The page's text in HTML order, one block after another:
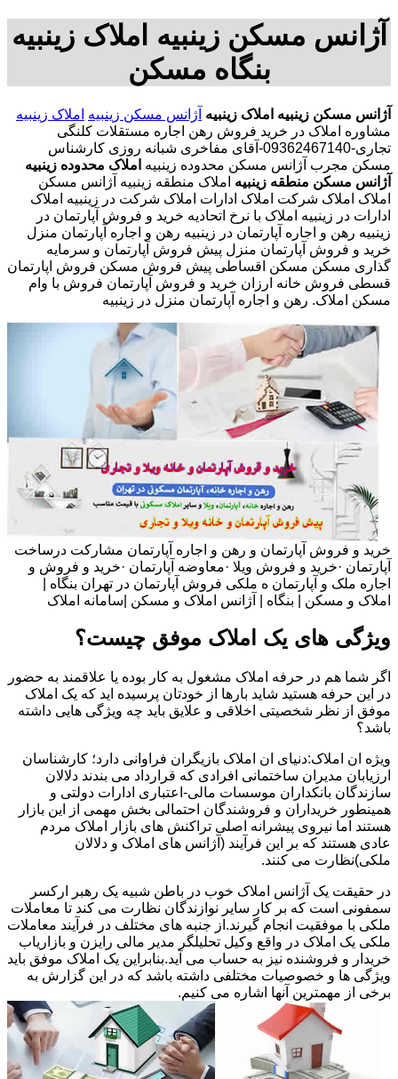
آژانس مسکن زینبیه املاک زینبیه
بنگاه مسکن
آژانس مسکن زینبیه املاک زینبیه آژانس مسکن زینبیه املاک زینبیه
مشاوره املاک در خرید فروش رهن اجاره مستقلات کلنگی
تجاری-09362467140-آقای مفاخری شبانه روزی کارشناس
مسکن مجرب آژانس مسکن محدوده زینبیه املاک محدوده زینبیه
آژانس مسکن منطقه زینبیه املاک منطقه زینبیه آژانس مسکن
املاک املاک شرکت املاک ادارات املاک شرکت در زینبیه املاک
ادارات در زینبیه املاک با نرخ اتحادیه خرید و فروش آپارتمان در
زینبیه رهن و اجاره آپارتمان در زینبیه رهن و اجاره آپارتمان منزل
خرید و فروش آپارتمان منزل پیش فروش آپارتمان و سرمایه
گذاری مسکن مسکن اقساطی پیش فروش مسکن فروش اپارتمان
قسطی فروش خانه ارزان خرید و فروش آپارتمان فروش با وام
مسکن املاک. رهن و اجاره آپارتمان منزل در زینبیه
خرید و فروش آپارتمان و رهن و اجاره آپارتمان مشارکت درساخت
آپارتمان ·خرید و فروش ویلا ·معاوضه آپارتمان ·خرید و فروش و
اجاره ملک و آپارتمان ه ملکی فروش آپارتمان در تهران بنگاه |
املاک و مسکن | بنگاه | آژانس املاک و مسکن |سامانه املاک
ویژگی های یک املاک موفق چیست؟
اگر شما هم در حرفه املاک مشغول به کار بوده یا علاقمند به حضور
در این حرفه هستید شاید بارها از خودتان پرسیده اید که یک املاک
موفق از نظر شخصیتی اخلاقی و علایق باید چه ویژگی هایی داشته
باشد؟
ویژه ان املاک:دنیای ان املاک بازیگران فراوانی دارد؛ کارشناسان
ارزیابان مدیران ساختمانی افرادی که قرارداد می بندند دلالان
سازندگان بانکداران موسسات مالی-اعتباری ادارات دولتی و
همینطور خریداران و فروشندگان احتمالی بخش مهمی از این بازار
هستند اما نیروی پیشرانه اصلی تراکنش های بازار املاک مردم
عادی هستند که بر این فرآیند (آژانس های املاک و دلالان
ملکی)نظارت می کنند.
در حقیقت یک آژانس املاک خوب در باطن شبیه یک رهبر ارکسر
سمفونی است که بر کار سایر نوازندگان نظارت می کند تا معاملات
ملکی با موفقیت انجام گیرند.از جنبه های مختلف در فرآیند معاملات
ملکی یک املاک در واقع وکیل تحلیلگر مدیر مالی رایزن و بازاریاب
خریدار و فروشنده نیز به حساب می آید.بنابراین یک املاک موفق باید
ویژگی ها و خصوصیات مختلفی داشته باشد که در این گزارش به
برخی از مهمترین آنها اشاره می کنیم.